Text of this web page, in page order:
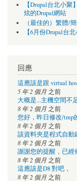
【Drupal台北小
炫的Drupal網站
（最佳的）繁體/
【6月份Drupal台
回應
這應該是跟 virtual
5 年 2 個月 之前
大概是...主機空間不
8 年 2 個月 之前
您好，昨日修改/tmp
8 年 2 個月 之前
該資料夾是程式自動
8 年 2 個月 之前
謝謝您的提醒，已
8 年 2 個月 之前
這應該是D8 對吧，
8 年 2 個月 之前